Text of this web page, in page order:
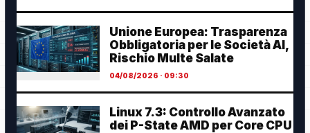
Unione Europea: Trasparenza
Obbligatoria per le Società AI,
Rischio Multe Salate
04/08/2026 · 09:30
Linux 7.3: Controllo Avanzato
dei P-State AMD per Core CPU